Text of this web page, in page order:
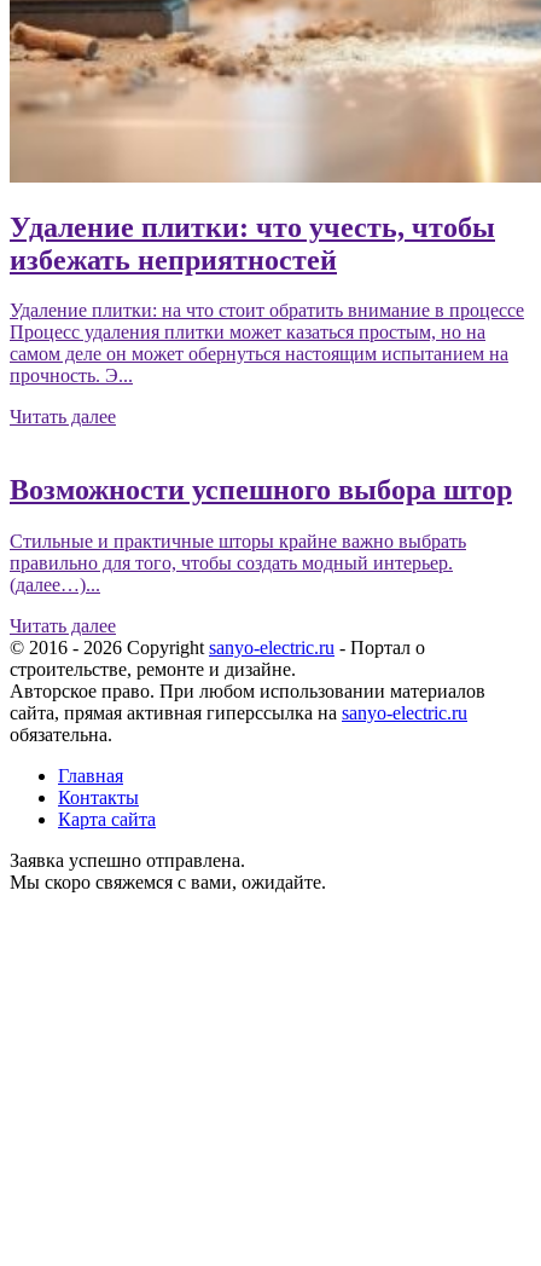
Удаление плитки: что учесть, чтобы
избежать неприятностей
Удаление плитки: на что стоит обратить внимание в процессе
Процесс удаления плитки может казаться простым, но на
самом деле он может обернуться настоящим испытанием на
прочность. Э...
Читать далее
Возможности успешного выбора штор
Стильные и практичные шторы крайне важно выбрать
правильно для того, чтобы создать модный интерьер.
(далее…)...
Читать далее
© 2016 - 2026 Copyright sanyo-electric.ru - Портал о
строительстве, ремонте и дизайне.
Авторское право. При любом использовании материалов
сайта, прямая активная гиперссылка на sanyo-electric.ru
обязательна.
Главная
Контакты
Карта сайта
Заявка успешно отправлена.
Мы скоро свяжемся с вами, ожидайте.